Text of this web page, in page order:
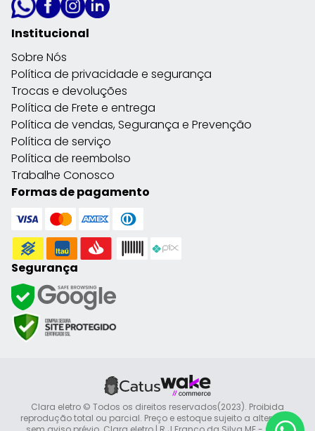
Institucional
Sobre Nós
Política de privacidade e segurança
Trocas e devoluções
Política de Frete e entrega
Política de vendas, Segurança e Prevenção
Política de serviço
Política de reembolso
Trabalhe Conosco
Formas de pagamento
Segurança
Clara eletro © Todos os direitos reservados(2023). Proibida
reprodução total ou parcial. Preço e estoque sujeito a alteração